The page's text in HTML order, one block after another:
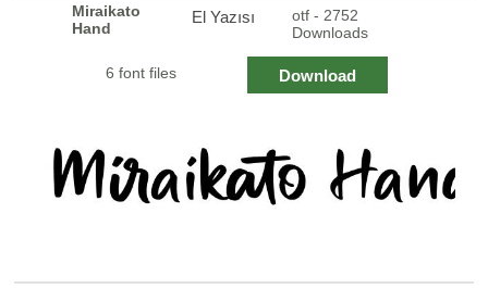
Miraikato
Hand
El Yazısı
otf - 2752
Downloads
6 font files Download